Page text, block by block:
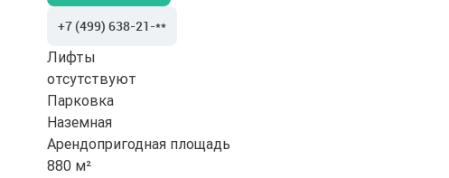
+7 (499) 638-21-**
Лифты
отсутствуют
Парковка
Наземная
Арендопригодная площадь
880 м²